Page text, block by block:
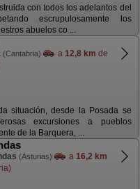
con todos los adelantos del
escrupulosamente los
abuelos co ...
(Cantabria) a 12,8 km de
situación, desde la Posada se
excursiones a pueblos
de la Barquera, ...
(Asturias) a 16,2 km